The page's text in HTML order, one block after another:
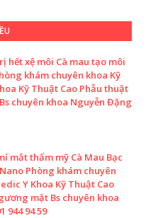
hết xệ môi Cà mau tạo môi
khám chuyên khoa Kỹ
Kỹ Thuật Cao Phẫu thuật
chuyên khoa Nguyễn Đặng
mắt thẩm mỹ Cà Mau Bạc
Phòng khám chuyên
Y Khoa Kỹ Thuật Cao
mặt Bs chuyên khoa
944 94 59